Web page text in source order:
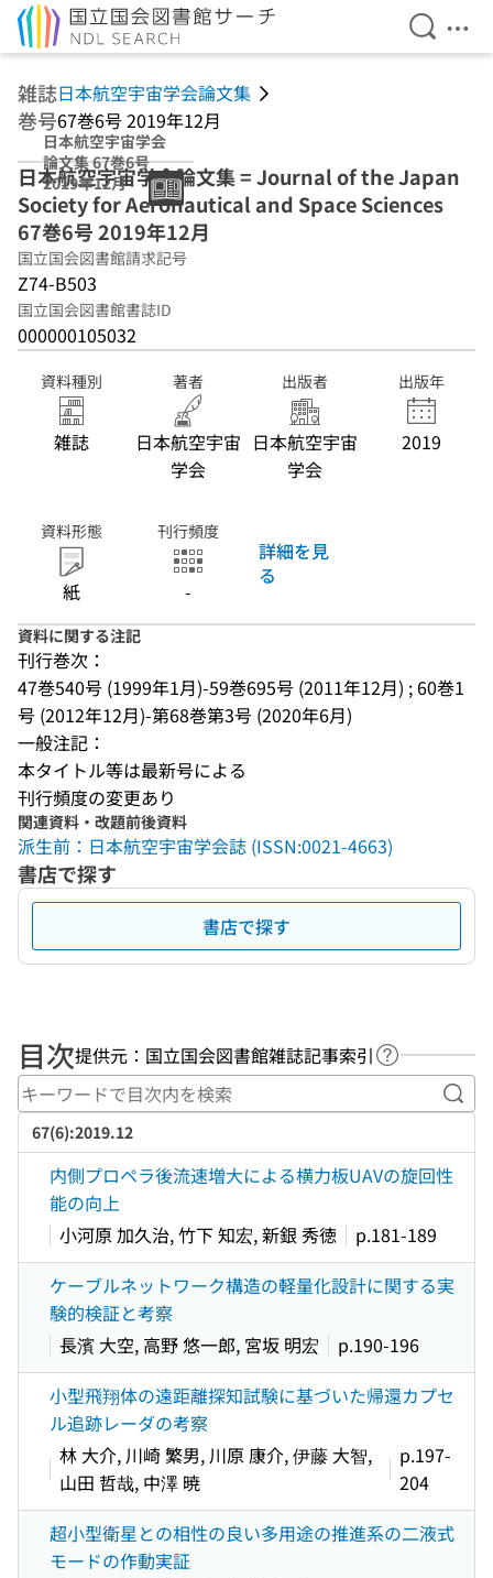
検索を
メ
雑誌日本航空宇宙学会論文集
巻号67巻6号 2019年12月
日本航空宇宙学会
論文集 67巻6号
2019年12月
日本航空宇宙学会論文集 = Journal of the Japan
Society for Aeronautical and Space Sciences
67巻6号 2019年12月
国立国会図書館請求記号
Z74-B503
国立国会図書館書誌ID
000000105032
資料種別
雑誌
著者
日本航空宇宙
学会
出版者
日本航空宇宙
学会
出版年
2019
資料形態
紙
刊行頻度
-
詳細を見
る
資料に関する注記
刊行巻次：
47巻540号 (1999年1月)-59巻695号 (2011年12月) ; 60巻1
号 (2012年12月)-第68巻第3号 (2020年6月)
一般注記：
本タイトル等は最新号による
刊行頻度の変更あり
関連資料・改題前後資料
派生前：日本航空宇宙学会誌 (ISSN:0021-4663)
書店で探す
書店で探す
目次提供元：国立国会図書館雑誌記事索引 ヘルプペー
キ
67(6):2019.12
内側プロペラ後流速増大による横力板UAVの旋回性
能の向上
小河原 加久治, 竹下 知宏, 新銀 秀徳
p.181-189
ケーブルネットワーク構造の軽量化設計に関する実
験的検証と考察
長濱 大空, 高野 悠一郎, 宮坂 明宏
p.190-196
小型飛翔体の遠距離探知試験に基づいた帰還カプセ
ル追跡レーダの考察
林 大介, 川崎 繁男, 川原 康介, 伊藤 大智,
山田 哲哉, 中澤 暁
p.197-
204
超小型衛星との相性の良い多用途の推進系の二液式
モードの作動実証